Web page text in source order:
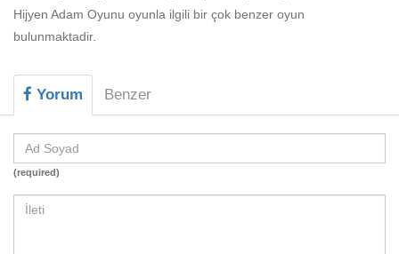
Spor
Yemek
Hijyen Adam Oyunu oyunla ilgili bir çok benzer oyun
bulunmaktadir.
Yorum Benzer
(required)